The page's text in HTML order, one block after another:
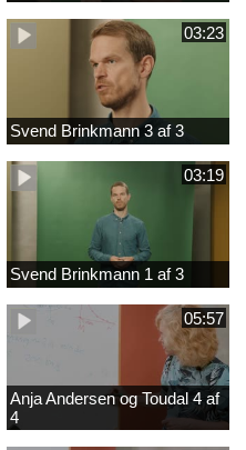
03:23
Svend Brinkmann 3 af 3
03:19
Svend Brinkmann 1 af 3
05:57
Anja Andersen og Toudal 4 af
4